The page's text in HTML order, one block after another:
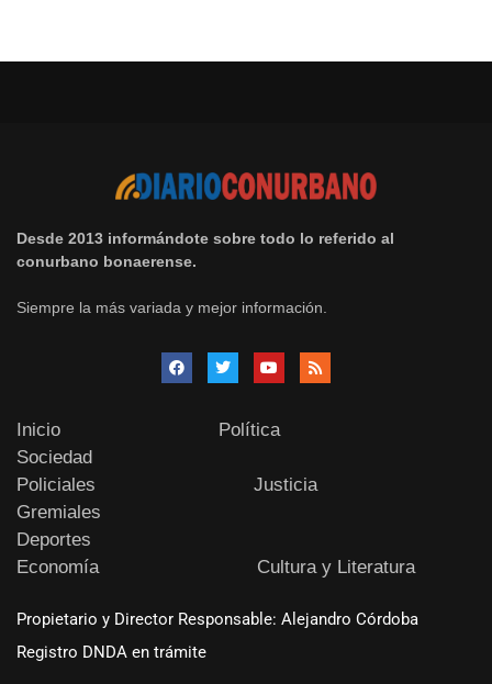
Desde 2013 informándote sobre todo lo referido al
conurbano bonaerense.
Siempre la más variada y mejor información.
Inicio
Política
Sociedad
Policiales
Justicia
Gremiales
Deportes
Economía
Cultura y Literatura
Propietario y Director Responsable: Alejandro Córdoba
Registro DNDA en trámite